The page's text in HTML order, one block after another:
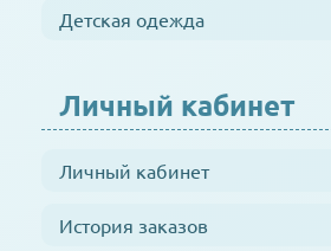
Детская одежда
Личный кабинет
Личный кабинет
История заказов